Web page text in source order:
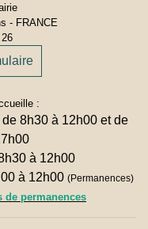
- FRANCE
:
8h30 à 12h00 et de
à 12h00
à 12h00 (Permanences)
de permanences